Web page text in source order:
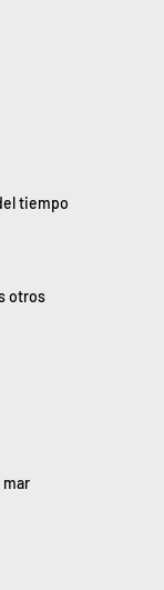
tiempo
otros